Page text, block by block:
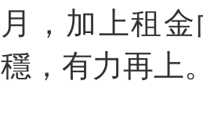
月，加上租
穩，有力再上